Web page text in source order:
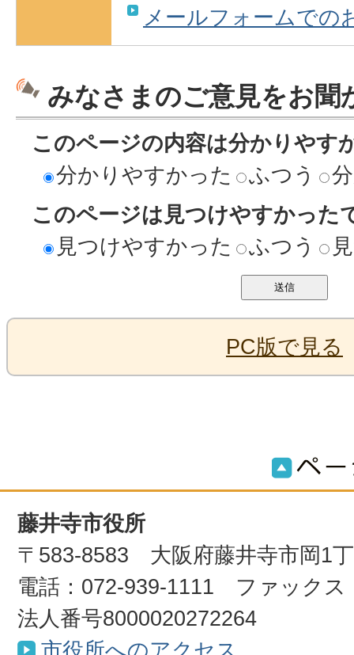
メールフォームでの
みなさまのご意見をお聞
このページの内容は分かりやす
分かりやすかった
ふつう
このページは見つけやすかった
見つけやすかった
ふつう
PC版で見る
藤井寺市役所
〒583-8583 大阪府藤井寺市岡1
電話：072-939-1111 ファックス
法人番号8000020272264
市役所へのアクセス